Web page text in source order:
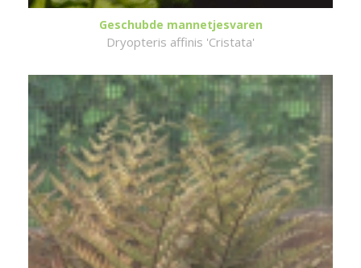
Geschubde mannetjesvaren
Dryopteris affinis 'Cristata'